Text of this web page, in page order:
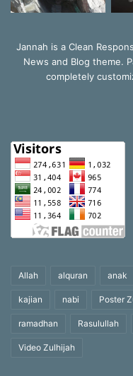
Jannah is a Clean
News and Blog theme.
completely
Allah alquran anak
kajian nabi Poster
ramadhan Rasulullah
Video Zulhijah